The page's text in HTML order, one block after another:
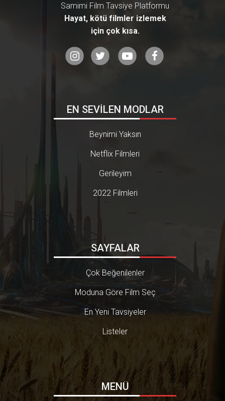
Samimi Film Tavsiye Platformu
Hayat, kötü filmler izlemek
için çok kısa.
EN SEVİLEN MODLAR
Beynimi Yaksın
Netflix Filmleri
Gerileyim
2022 Filmleri
SAYFALAR
Çok Beğenilenler
Moduna Göre Film Seç
En Yeni Tavsiyeler
Listeler
MENÜ